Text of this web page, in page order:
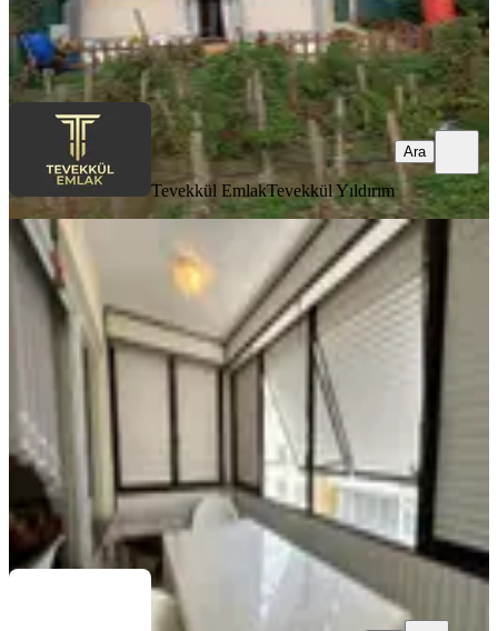
Tevekkül EmlakTevekkül Yıldırım
Ara
Tevekkül EmlakTevekkül Yıldırım
Ara
BALKONLU
Büyükçekmece Kumburgaz Deniz
Kenarı 2+1 Satılık Yazlık Daire
Büyükçekmece, Kamiloba Mahallesi
2+1·105 m²·4. Kat· 20.06.2026
Yatırım Skoru: 63
REMAX KAYAEgemen Gök